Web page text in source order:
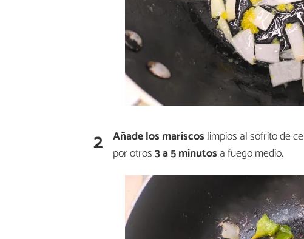
2 Añade los mariscos limpios al sofrito de
por otros3 a 5 minutos a fuego medio.